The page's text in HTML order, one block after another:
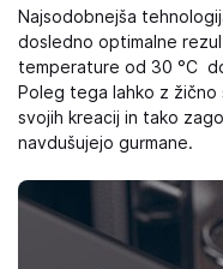
Najsodobnejša
dosledno optimalne
temperature od 30 °C
Poleg tega lahko z
svojih kreacij in tako
navdušujejo gurmane.